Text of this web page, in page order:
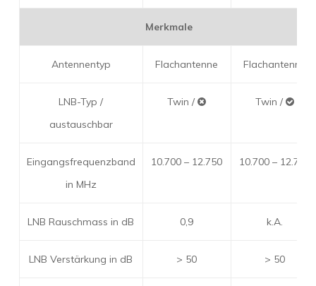
Merkmale
Antennentyp Flachantenne Flachantenne
LNB-Typ /
austauschbar
Twin / Twin /
Eingangsfrequenzband
in MHz
10.700 – 12.750 10.700 – 12.750
LNB Rauschmass in dB 0,9 k.A.
LNB Verstärkung in dB > 50 > 50